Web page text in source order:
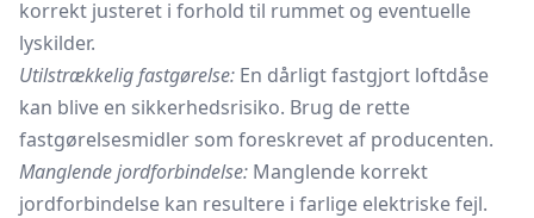
korrekt justeret i forhold til rummet og eventuelle
lyskilder.
Utilstrækkelig fastgørelse: En dårligt fastgjort loftdåse
kan blive en sikkerhedsrisiko. Brug de rette
fastgørelsesmidler som foreskrevet af producenten.
Manglende jordforbindelse: Manglende korrekt
jordforbindelse kan resultere i farlige elektriske fejl.